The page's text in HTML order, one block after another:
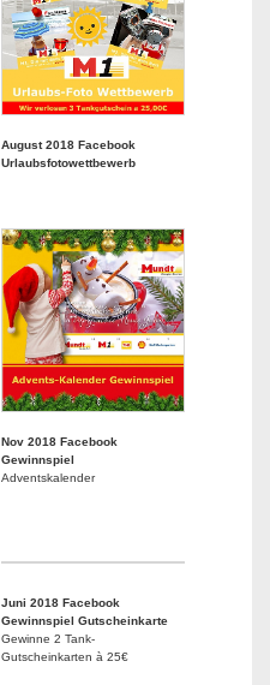
August 2018 Facebook
Urlaubsfotowettbewerb
Nov 2018 Facebook
Gewinnspiel
Adventskalender
Juni 2018 Facebook
Gewinnspiel Gutscheinkarte
Gewinne 2 Tank-
Gutscheinkarten à 25€